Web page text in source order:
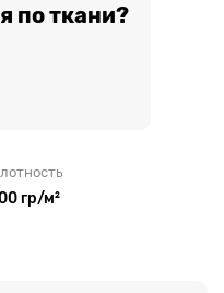
по ткани?
гр/м²